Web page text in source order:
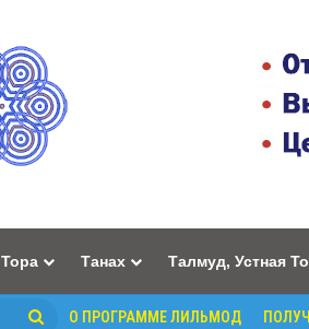
Тора Танах Талмуд, Устная
назадО ПРОГРАММЕ ЛИЛЬМОД